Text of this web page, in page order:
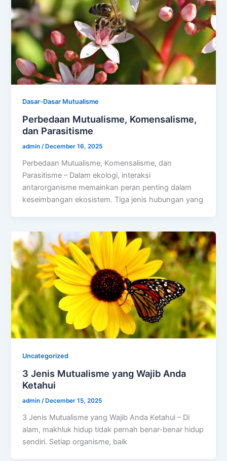
Dasar-Dasar Mutualisme
Perbedaan Mutualisme, Komensalisme,
dan Parasitisme
admin/ December 16, 2025
Perbedaan Mutualisme, Komensalisme, dan
Parasitisme – Dalam ekologi, interaksi
antarorganisme memainkan peran penting dalam
keseimbangan ekosistem. Tiga jenis hubungan yang
Uncategorized
3 Jenis Mutualisme yang Wajib Anda
Ketahui
admin/December 15, 2025
3 Jenis Mutualisme yang Wajib Anda Ketahui – Di
alam, makhluk hidup tidak pernah benar-benar hidup
sendiri. Setiap organisme, baik